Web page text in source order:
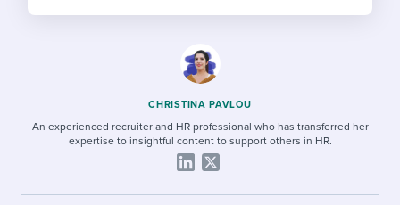
Candidate/employee experiences
CHRISTINA PAVLOU
An experienced recruiter and HR professional who has transferred her
expertise to insightful content to support others in HR.